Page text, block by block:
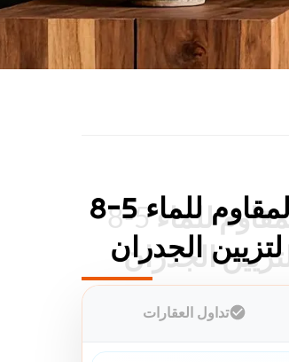
لوح ألياف الخيزران المقاوم للماء 5-8
الجدران
لوح ألياف الخيزران المقاوم للماء 5-8
الجدران
تداول العقارات